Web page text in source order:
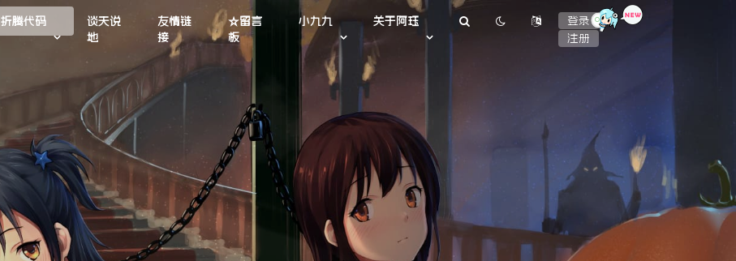
折腾代码
谈天说
地
友情链
接
☆留言
板
小九九 关于阿珏 登录 or
注册